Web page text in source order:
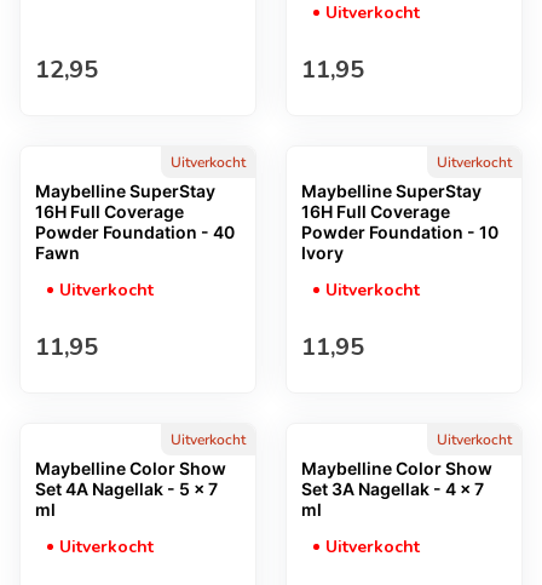
Normale prijs
12,95
Uitverkocht
Normale prijs
11,95
Uitverkocht
Maybelline SuperStay
16H Full Coverage
Powder Foundation - 40
Fawn
Uitverkocht
Normale prijs
11,95
Uitverkocht
Maybelline SuperStay
16H Full Coverage
Powder Foundation - 10
Ivory
Uitverkocht
Normale prijs
11,95
Uitverkocht
Maybelline Color Show
Set 4A Nagellak - 5 x 7
ml
Uitverkocht
Uitverkocht
Maybelline Color Show
Set 3A Nagellak - 4 x 7
ml
Uitverkocht